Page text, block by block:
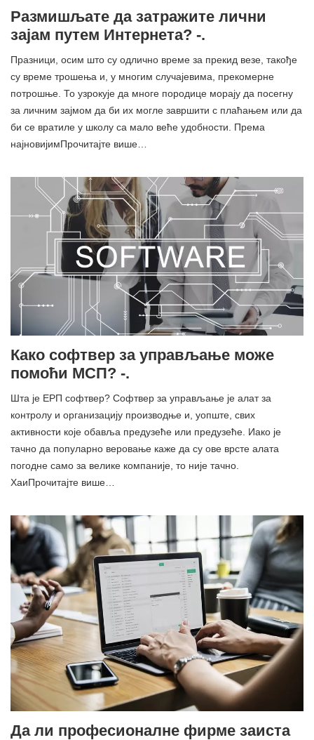
Размишљате да затражите лични
зајам путем Интернета? -.
Празници, осим што су одлично време за прекид везе, такође
су време трошења и, у многим случајевима, прекомерне
потрошње. То узрокује да многе породице морају да посегну
за личним зајмом да би их могле завршити с плаћањем или да
би се вратиле у школу са мало веће удобности. Према
најновијимПрочитајте више…
Како софтвер за управљање може
помоћи МСП? -.
Шта је ЕРП софтвер? Софтвер за управљање је алат за
контролу и организацију производње и, уопште, свих
активности које обавља предузеће или предузеће. Иако је
тачно да популарно веровање каже да су ове врсте алата
погодне само за велике компаније, то није тачно.
ХаиПрочитајте више…
Да ли професионалне фирме заиста